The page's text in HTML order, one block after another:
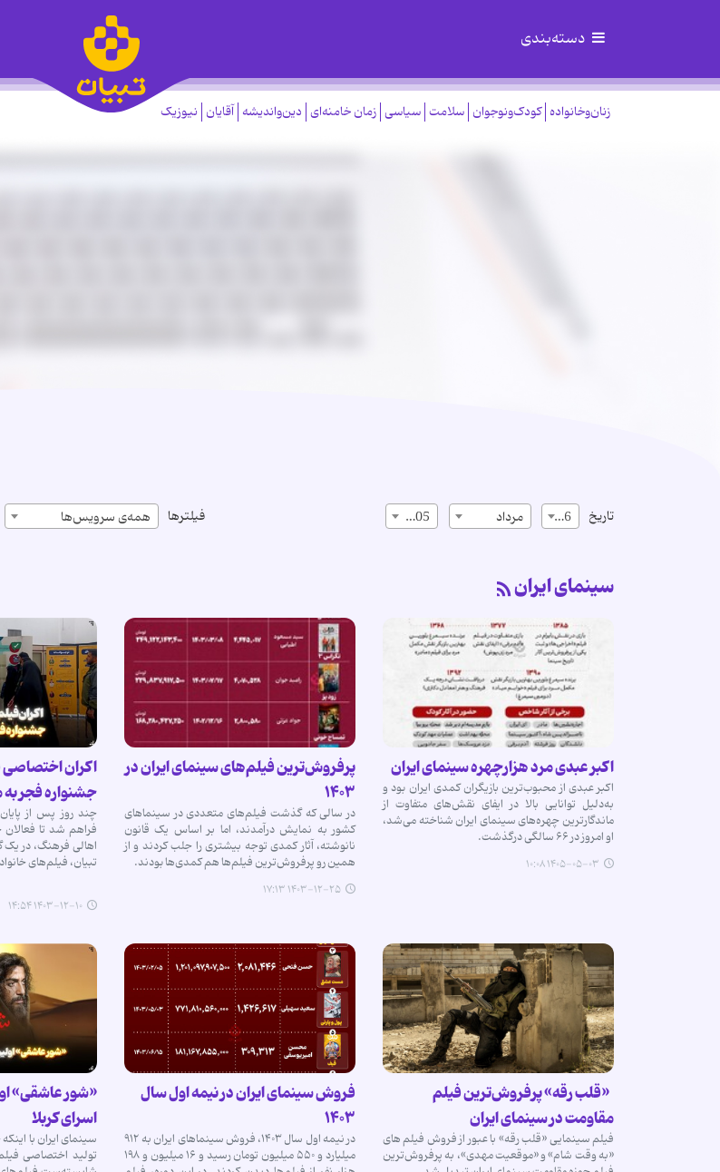
دسته‌بندی
زنان‌وخانواده کودک‌ونوجوان سلامت سیاسی زمان خامنه‌ای دین‌واندیشه آقایان نیوزیک
تاریخ 16 مرداد 1405 فیلترها همه‌ی سرویس‌ها
سینمای ایران
اکبر عبدی مرد هزارچهره سینمای ایران
اکبر عبدی از محبوب‌ترین بازیگران کمدی ایران بود و
به‌دلیل توانایی بالا در ایفای نقش‌های متفاوت از
ماندگارترین چهره‌های سینمای ایران شناخته می‌شد،
او امروز در ۶۶ سالگی درگذشت.
۱۴۰۵-۰۵-۰۳ ۱۰:۰۸
پرفروش‌ترین فیلم‌های سینمای ایران در
۱۴۰۳
در سالی که گذشت فیلم‌های متعددی در سینماهای
کشور به نمایش درآمدند، اما بر اساس یک قانون
نانوشته، آثار کمدی توجه بیشتری را جلب کردند و از
همین رو پرفروش‌ترین فیلم‌ها هم کمدی‌ها بودند.
۱۴۰۳-۱۲-۲۵ ۱۷:۱۳
اکران
جشنواره فجر به
چند روز پس از
فراهم شد تا فعالان
اهالی فرهنگ، در یک
تبیان، فیلم‌های
۱۴۰۳-۱۲-۱۰ ۱۴:۵۴
«قلب رقه» پرفروش‌ترین فیلم
مقاومت در سینمای ایران
فیلم سینمایی «قلب رقه» با عبور از فروش فیلم های
«به وقت شام» و «موقعیت مهدی»، به پرفروش‌ترین
فروش سینمای ایران در نیمه اول سال
۱۴۰۳
در نیمه اول سال ۱۴۰۳، فروش سینماهای ایران به ۹۱۲
میلیارد و ۵۵۰ میلیون تومان رسید و ۱۶ میلیون و ۱۹۸
«شور عاشقی»
اسرای کربلا
سینمای ایران با
تولید اختصاصی